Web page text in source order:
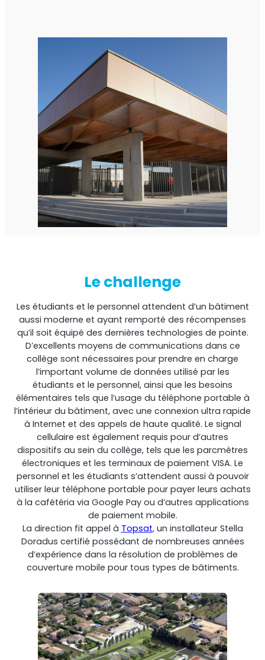
Shark
Analyseur professionnel de signaux
Sentinel
Moniteur de bruit du signal de liaison montante.
Octo Repeater
Royaume-Uni et Irlande. Répéteur commercial
Le challenge
Les étudiants et le personnel attendent d’un bâtiment
aussi moderne et ayant remporté des récompenses
qu’il soit équipé des dernières technologies de pointe.
D’excellents moyens de communications dans ce
collège sont nécessaires pour prendre en charge
l’important volume de données utilisé par les
étudiants et le personnel, ainsi que les besoins
élémentaires tels que l’usage du téléphone portable à
l’intérieur du bâtiment, avec une connexion ultra rapide
à Internet et des appels de haute qualité. Le signal
cellulaire est également requis pour d’autres
dispositifs au sein du collège, tels que les parcmètres
électroniques et les terminaux de paiement VISA. Le
personnel et les étudiants s’attendent aussi à pouvoir
utiliser leur téléphone portable pour payer leurs achats
à la cafétéria via Google Pay ou d’autres applications
de paiement mobile.
La direction fit appel à Topsat, un installateur Stella
Doradus certifié possédant de nombreuses années
d’expérience dans la résolution de problèmes de
couverture mobile pour tous types de bâtiments.